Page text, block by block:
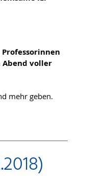
Abend voller
mehr geben.